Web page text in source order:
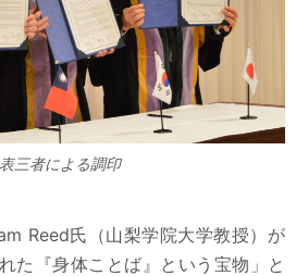
三者による調印
Reed氏（山梨学院大学教授）が
た『身体ことば』という宝物」と